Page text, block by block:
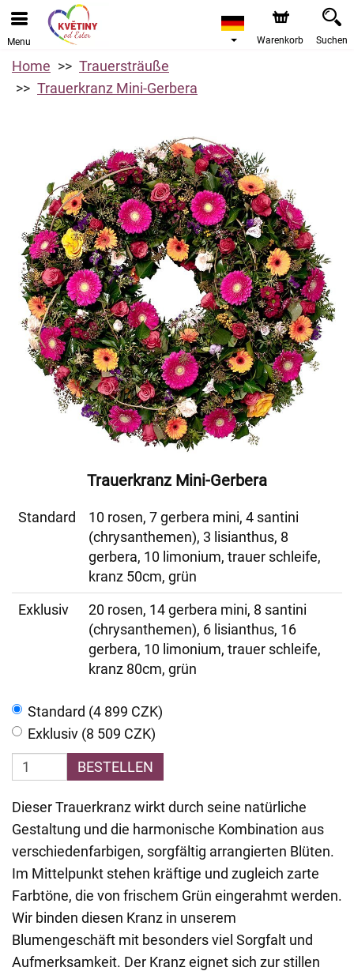
Menu Warenkorb Suchen
Home
Trauersträuße
Trauerkranz Mini-Gerbera
Trauerkranz Mini-Gerbera
Standard
10 rosen, 7 gerbera mini, 4 santini
(chrysanthemen), 3 lisianthus, 8
gerbera, 10 limonium, trauer schleife,
kranz 50cm, grün
Exklusiv
20 rosen, 14 gerbera mini, 8 santini
(chrysanthemen), 6 lisianthus, 16
gerbera, 10 limonium, trauer schleife,
kranz 80cm, grün
Standard (4 899 CZK)
Exklusiv (8 509 CZK)
BESTELLEN
Dieser Trauerkranz wirkt durch seine natürliche
Gestaltung und die harmonische Kombination aus
verschiedenfarbigen, sorgfältig arrangierten Blüten.
Im Mittelpunkt stehen kräftige und zugleich zarte
Farbtöne, die von frischem Grün eingerahmt werden.
Wir binden diesen Kranz in unserem
Blumengeschäft mit besonders viel Sorgfalt und
Aufmerksamkeit. Der Kranz eignet sich zur stillen